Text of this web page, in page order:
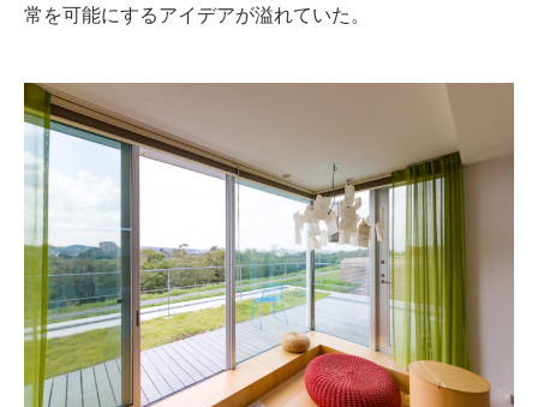
常を可能にするアイデアが溢れていた。